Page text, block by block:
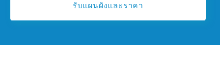
รับแผนผังและราคา